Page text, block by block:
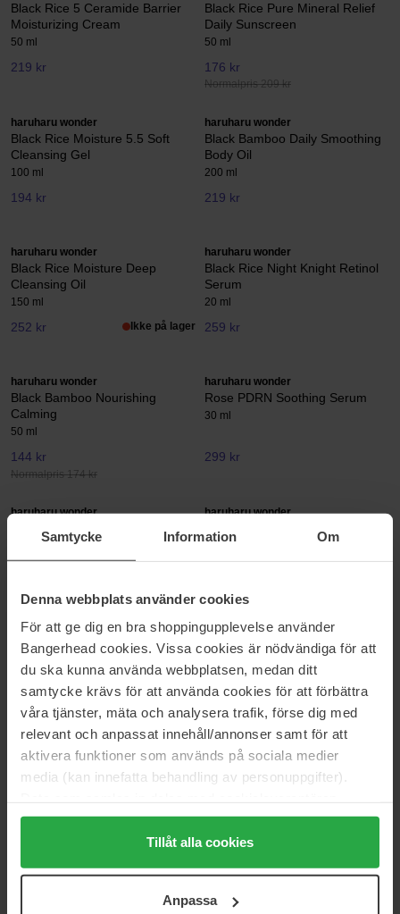
Samtycke Information Om
Denna webbplats använder cookies
För att ge dig en bra shoppingupplevelse använder
Bangerhead cookies. Vissa cookies är nödvändiga för att
du ska kunna använda webbplatsen, medan ditt
samtycke krävs för att använda cookies för att förbättra
våra tjänster, mäta och analysera trafik, förse dig med
relevant och anpassat innehåll/annonser samt för att
aktivera funktioner som används på sociala medier
media (kan innefatta behandling av personuppgifter).
Genom att trycka på "Tillåt alla cookies" accepterar du
alla cookies, medan du under "Detaljer" kan anpassa
användningen av cookies. Du kan när som helst återkalla
samt vår Integritetspolicy.
Tillåt alla cookies
Anpassa
Black Rice 5 Ceramide Barrier
Moisturizing Cream
50 ml
219 kr
Black Rice Pure Mineral Relief
Daily Sunscreen
50 ml
176 kr
Normalpris 209 kr
haruharu wonder
Black Rice Moisture 5.5 Soft
Cleansing Gel
100 ml
194 kr
haruharu wonder
Black Bamboo Daily Smoothing
Body Oil
200 ml
219 kr
haruharu wonder
Black Rice Moisture Deep
Cleansing Oil
150 ml
252 kr Ikke på lager
haruharu wonder
Black Rice Night Knight Retinol
Serum
20 ml
259 kr
haruharu wonder
Black Bamboo Nourishing
Calming
50 ml
144 kr
Normalpris 174 kr
haruharu wonder
Rose PDRN Soothing Serum
30 ml
299 kr
haruharu wonder
NAD+ Serum Mist
80 ml
haruharu wonder
Radiance Gel Cream
40 g
haruharu wonder
Black Rice Triple AHA Gentle
Cleansing Gel
100 ml
176 kr
Normalpris 209 kr
haruharu wonder
Black Bamboo Daily Soothing
Sun Shield SPF50+PA + + + +
20 g
176 kr
Normalpris 209 kr
haruharu wonder
Black Bamboo Mist
Black Bamboo Top-to-Toe SPF
Black Rice 10 Hyaluronic Cream